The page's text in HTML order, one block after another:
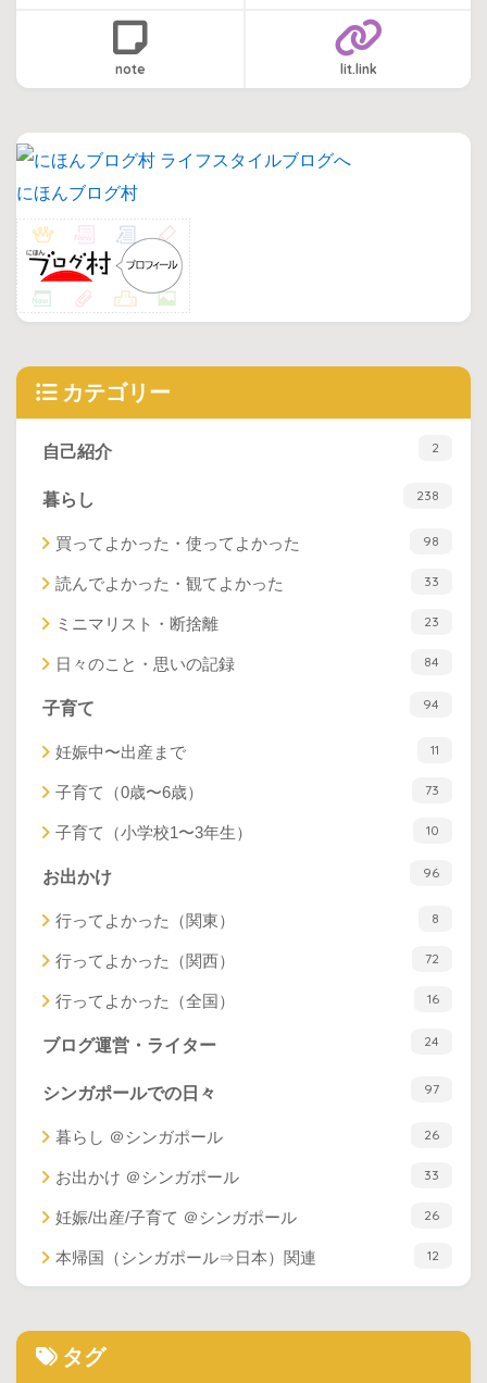
note lit.link
にほんブログ村
カテゴリー
自己紹介 2
暮らし 238
買ってよかった・使ってよかった 98
読んでよかった・観てよかった 33
ミニマリスト・断捨離 23
日々のこと・思いの記録 84
子育て 94
妊娠中〜出産まで 11
子育て（0歳〜6歳） 73
子育て（小学校1〜3年生） 10
お出かけ 96
行ってよかった（関東） 8
行ってよかった（関西） 72
行ってよかった（全国） 16
ブログ運営・ライター 24
シンガポールでの日々 97
暮らし ＠シンガポール 26
お出かけ ＠シンガポール 33
妊娠/出産/子育て ＠シンガポール 26
本帰国（シンガポール⇒日本）関連 12
タグ